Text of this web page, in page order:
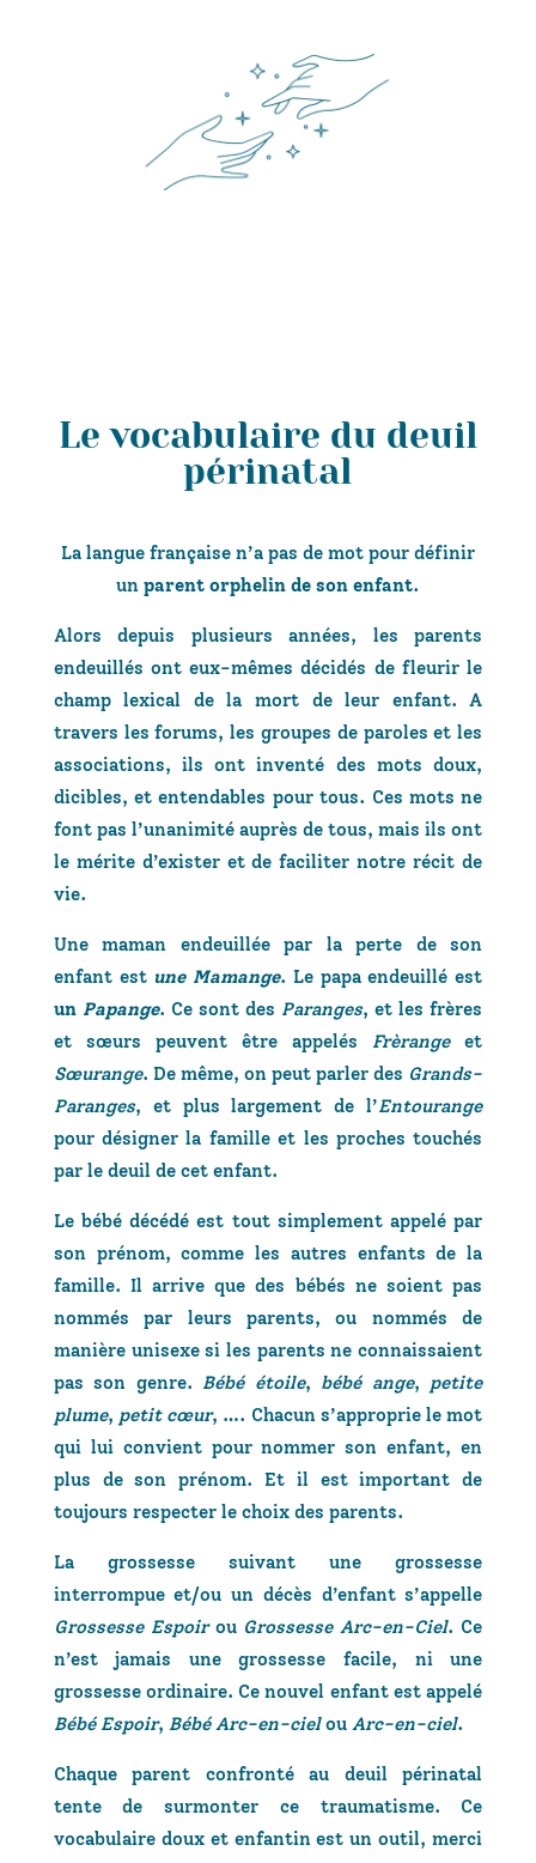
Le vocabulaire du deuil
périnatal
La langue française n’a pas de mot pour définir
unparent orphelin de son enfant.
Alors depuis plusieurs années, les parents
endeuillés ont eux-mêmes décidés de fleurir le
champ lexical de la mort de leur enfant. A
travers les forums, les groupes de paroles et les
associations, ils ont inventé des mots doux,
dicibles, et entendables pour tous. Ces mots ne
font pas l’unanimité auprès de tous, mais ils ont
le mérite d’exister et de faciliter notre récit de
vie.
Une maman endeuillée par la perte de son
enfant est une Mamange. Le papa endeuillé est
un Papange. Ce sont des Paranges, et les frères
et sœurs peuvent être appelés Frèrangeet
Sœurange. De même, on peut parler des Grands-
Paranges, et plus largement de l’Entourange
pour désigner la famille et les proches touchés
par le deuil de cet enfant.
Le bébé décédé est tout simplement appelé par
son prénom, comme les autres enfants de la
famille. Il arrive que des bébés ne soient pas
nommés par leurs parents, ou nommés de
manière unisexe si les parents ne connaissaient
pas son genre. Bébé étoile, bébé ange, petite
plume, petit cœur, …. Chacun s’approprie le mot
qui lui convient pour nommer son enfant, en
plus de son prénom. Et il est important de
toujours respecter le choix des parents.
La grossesse suivant une grossesse
interrompue et/ou un décès d’enfant s’appelle
Grossesse Espoirou Grossesse Arc-en-Ciel. Ce
n’est jamais une grossesse facile, ni une
grossesse ordinaire. Ce nouvel enfant est appelé
Bébé Espoir, Bébé Arc-en-cielou Arc-en-ciel.
Chaque parent confronté au deuil périnatal
tente de surmonter ce traumatisme. Ce
vocabulaire doux et enfantin est un outil, merci